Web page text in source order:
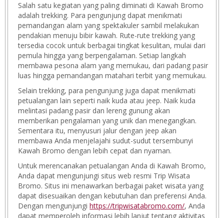
Salah satu kegiatan yang paling diminati di Kawah Bromo
adalah trekking. Para pengunjung dapat menikmati
pemandangan alam yang spektakuler sambil melakukan
pendakian menuju bibir kawah. Rute-rute trekking yang
tersedia cocok untuk berbagai tingkat kesulitan, mulai dari
pemula hingga yang berpengalaman. Setiap langkah
membawa pesona alam yang memukau, dari padang pasir
luas hingga pemandangan matahari terbit yang memukau.
Selain trekking, para pengunjung juga dapat menikmati
petualangan lain seperti naik kuda atau jeep. Naik kuda
melintasi padang pasir dan lereng gunung akan
memberikan pengalaman yang unik dan menegangkan.
Sementara itu, menyusuri jalur dengan jeep akan
membawa Anda menjelajahi sudut-sudut tersembunyi
Kawah Bromo dengan lebih cepat dan nyaman.
Untuk merencanakan petualangan Anda di Kawah Bromo,
Anda dapat mengunjungi situs web resmi Trip Wisata
Bromo. Situs ini menawarkan berbagai paket wisata yang
dapat disesuaikan dengan kebutuhan dan preferensi Anda.
Dengan mengunjungihttps://tripwisatabromo.com/, Anda
dapat memperoleh informasi lebih lanjut tentang aktivitas